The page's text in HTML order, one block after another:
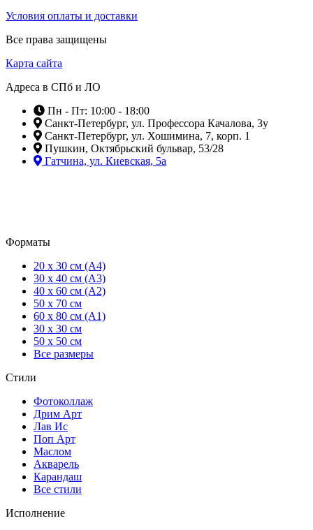
Условия оплаты и доставки
Все права защищены
Карта сайта
Адреса в СПб и ЛО
Пн - Пт: 10:00 - 18:00
Санкт-Петербург, ул. Профессора Качалова, 3у
Санкт-Петербург, ул. Хошимина, 7, корп. 1
Пушкин, Октябрьский бульвар, 53/28
Гатчина, ул. Киевская, 5а
Форматы
20 x 30 см (А4)
30 x 40 см (А3)
40 x 60 см (А2)
50 x 70 см
60 x 80 см (А1)
30 x 30 см
50 x 50 см
Все размеры
Стили
Фотоколлаж
Дрим Арт
Лав Ис
Поп Арт
Маслом
Акварель
Карандаш
Все стили
Исполнение